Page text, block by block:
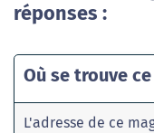
réponses :
Où se trouve
L'adresse de ce